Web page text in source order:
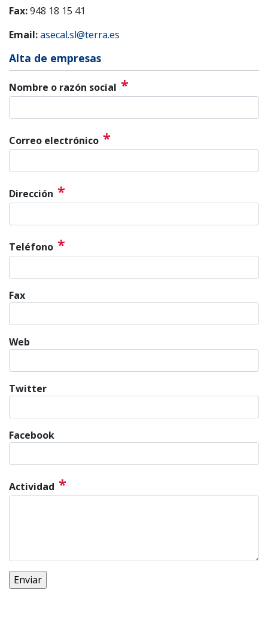
Fax:948 18 15 41
Email:asecal.sl@terra.es
Alta de empresas
Nombre o razón social *
Correo electrónico *
Dirección *
Teléfono *
Fax
Web
Twitter
Facebook
Actividad *